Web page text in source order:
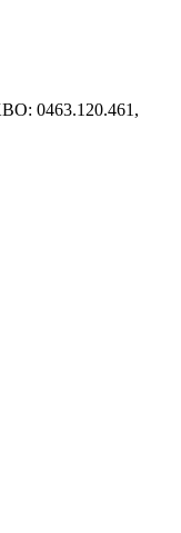
0463.120.461,